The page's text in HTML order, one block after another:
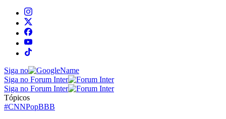
Siga no
Siga no Forum Inter
Siga no Forum Inter
Tópicos
#CNNPopBBB